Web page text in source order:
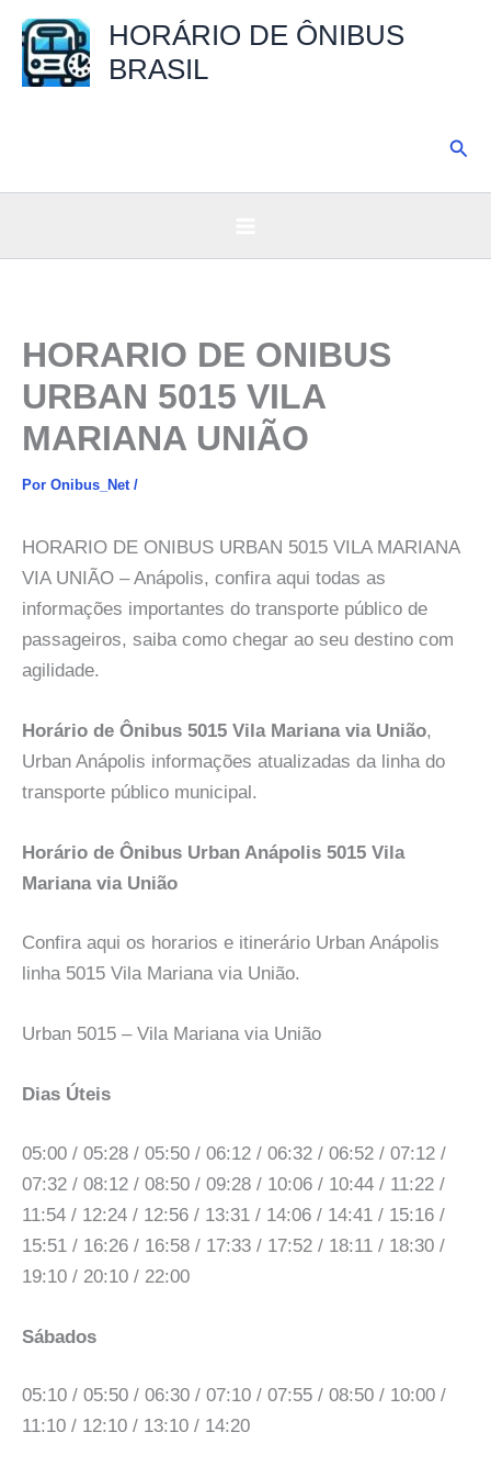
para
HORÁRIO DE ÔNIBUS
BRASIL
HORARIO DE ONIBUS
URBAN 5015 VILA
MARIANA UNIÃO
Por Onibus_Net /
HORARIO DE ONIBUS URBAN 5015 VILA MARIANA
VIA UNIÃO – Anápolis, confira aqui todas as
informações importantes do transporte público de
passageiros, saiba como chegar ao seu destino com
agilidade.
Horário de Ônibus 5015 Vila Mariana via União,
Urban Anápolis informações atualizadas da linha do
transporte público municipal.
Horário de Ônibus Urban Anápolis 5015 Vila
Mariana via União
Confira aqui os horarios e itinerário Urban Anápolis
linha 5015 Vila Mariana via União.
Urban 5015 – Vila Mariana via União
Dias Úteis
05:00 / 05:28 / 05:50 / 06:12 / 06:32 / 06:52 / 07:12 /
07:32 / 08:12 / 08:50 / 09:28 / 10:06 / 10:44 / 11:22 /
11:54 / 12:24 / 12:56 / 13:31 / 14:06 / 14:41 / 15:16 /
15:51 / 16:26 / 16:58 / 17:33 / 17:52 / 18:11 / 18:30 /
19:10 / 20:10 / 22:00
Sábados
05:10 / 05:50 / 06:30 / 07:10 / 07:55 / 08:50 / 10:00 /
11:10 / 12:10 / 13:10 / 14:20